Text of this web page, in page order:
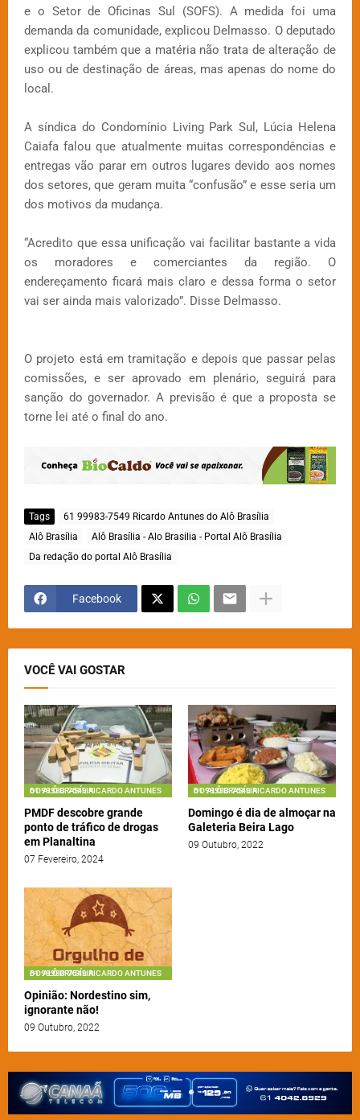
e o Setor de Oficinas Sul (SOFS). A medida foi uma
demanda da comunidade, explicou Delmasso. O deputado
explicou também que a matéria não trata de alteração de
uso ou de destinação de áreas, mas apenas do nome do
local.
A síndica do Condomínio Living Park Sul, Lúcia Helena
Caiafa falou que atualmente muitas correspondências e
entregas vão parar em outros lugares devido aos nomes
dos setores, que geram muita “confusão” e esse seria um
dos motivos da mudança.
“Acredito que essa unificação vai facilitar bastante a vida
os moradores e comerciantes da região. O
endereçamento ficará mais claro e dessa forma o setor
vai ser ainda mais valorizado”. Disse Delmasso.
O projeto está em tramitação e depois que passar pelas
comissões, e ser aprovado em plenário, seguirá para
sanção do governador. A previsão é que a proposta se
torne lei até o final do ano.
Tags
61 99983-7549 Ricardo Antunes do Alô Brasília
Alô Brasília
Alô Brasília - Alo Brasilia - Portal Alô Brasília
Da redação do portal Alô Brasília
Facebook
VOCÊ VAI GOSTAR
61 99983-7549 RICARDO ANTUNES DO ALÔ BRASÍLIA
PMDF descobre grande
ponto de tráfico de drogas
em Planaltina
07 Fevereiro, 2024
61 99983-7549 RICARDO ANTUNES DO ALÔ BRASÍLIA
Domingo é dia de almoçar na
Galeteria Beira Lago
09 Outubro, 2022
61 99983-7549 RICARDO ANTUNES DO ALÔ BRASÍLIA
Opinião: Nordestino sim,
ignorante não!
09 Outubro, 2022